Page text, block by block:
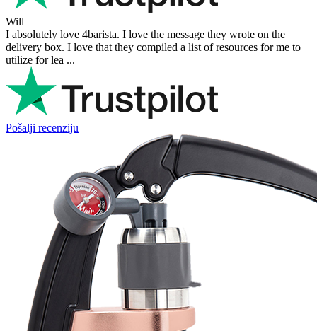
Will
I absolutely love 4barista. I love the message they wrote on the
delivery box. I love that they compiled a list of resources for me to
utilize for lea ...
Pošalji recenziju